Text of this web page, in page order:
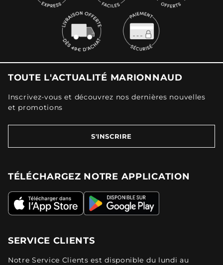
TOUTE L'ACTUALITÉ MARIONNAUD
Inscrivez-vous et découvrez nos dernières nouvelles
et promotions
S'INSCRIRE
TÉLÉCHARGEZ NOTRE APPLICATION
SERVICE CLIENTS
Notre Service Clients est disponible du lundi au